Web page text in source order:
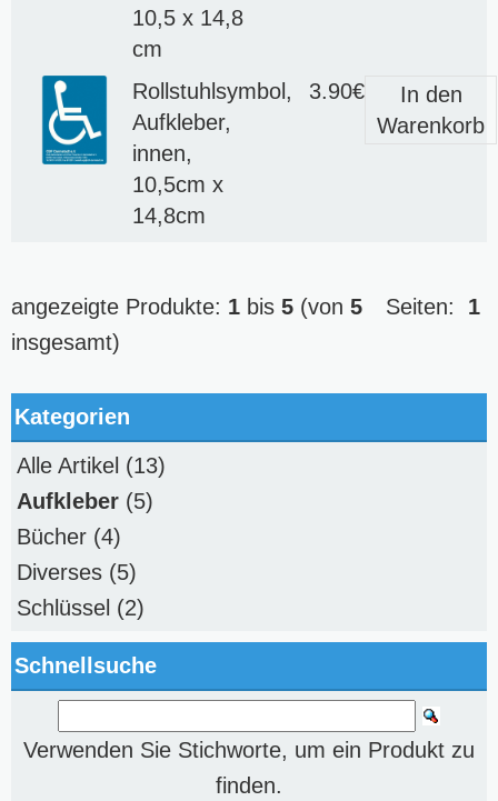
10,5 x 14,8
cm
Rollstuhlsymbol,
Aufkleber,
innen,
10,5cm x
14,8cm
3.90€
In den
Warenkorb
Seiten: 1
angezeigte Produkte: 1 bis 5 (von 5
insgesamt)
Kategorien
Alle Artikel (13)
Aufkleber (5)
Bücher (4)
Diverses (5)
Schlüssel (2)
Schnellsuche
Verwenden Sie Stichworte, um ein Produkt zu
finden.